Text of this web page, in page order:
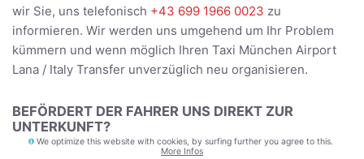
wir Sie, uns telefonisch +43 699 1966 0023 zu
informieren. Wir werden uns umgehend um Ihr Problem
kümmern und wenn möglich Ihren Taxi München Airport
Lana / Italy Transfer unverzüglich neu organisieren.
BEFÖRDERT DER FAHRER UNS DIREKT ZUR
UNTERKUNFT?
We optimize this website with cookies, by surfing further you agree to this.
More Infos